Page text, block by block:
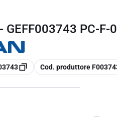
- GEFF003743 PC-
copia
Cod. produttore